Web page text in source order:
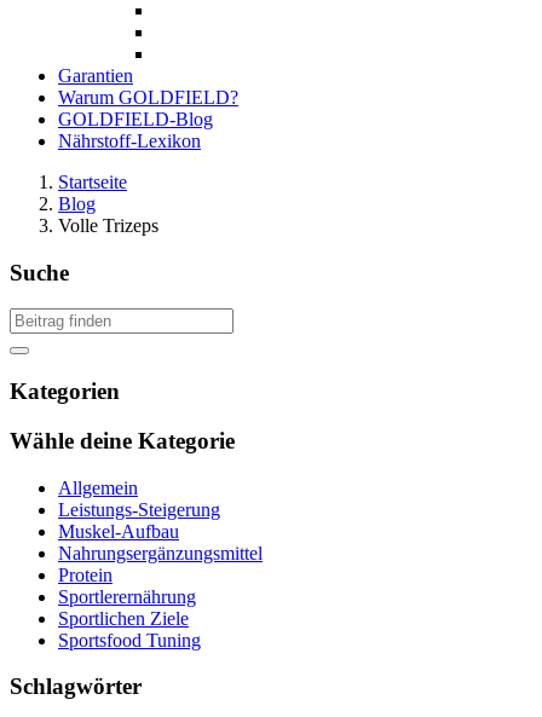
Garantien
Warum GOLDFIELD?
GOLDFIELD-Blog
Nährstoff-Lexikon
Startseite
Blog
Volle Trizeps
Suche
Kategorien
Wähle deine Kategorie
Allgemein
Leistungs-Steigerung
Muskel-Aufbau
Nahrungsergänzungsmittel
Protein
Sportlerernährung
Sportlichen Ziele
Sportsfood Tuning
Schlagwörter